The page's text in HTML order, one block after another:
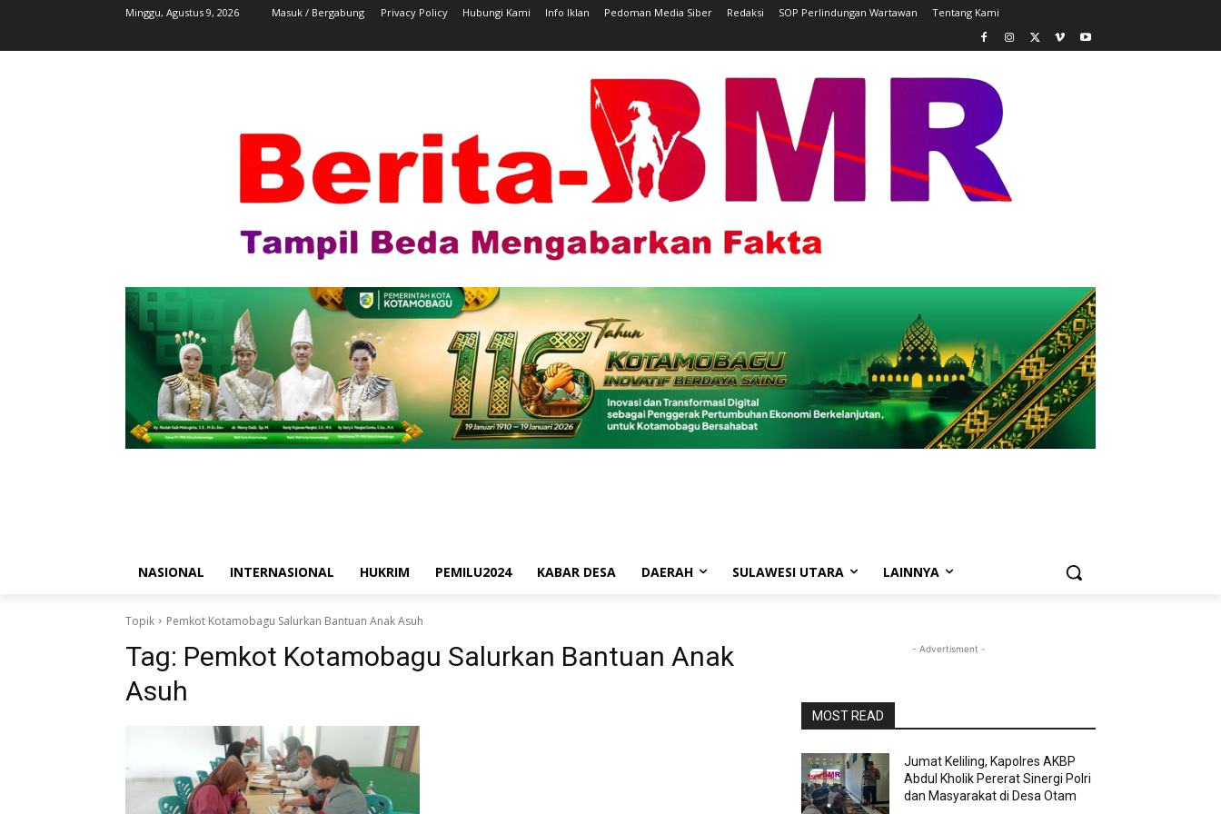
Minggu, Agustus 9, 2026 Masuk / Bergabung Privacy Policy Hubungi Kami Info Iklan Pedoman Media Siber Redaksi SOP Perlindungan Wartawan Tentang Kami
NASIONAL INTERNASIONAL HUKRIM PEMILU2024 KABAR DESA DAERAH SULAWESI UTARA LAINNYA
Topik Pemkot Kotamobagu Salurkan Bantuan Anak Asuh
Tag: Pemkot Kotamobagu Salurkan Bantuan Anak
Asuh
- Advertisment -
MOST READ
Jumat Keliling, Kapolres AKBP
Abdul Kholik Pererat Sinergi Polri
dan Masyarakat di Desa Otam